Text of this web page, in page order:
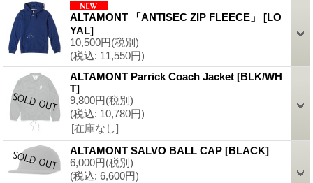
ALTAMONT 「ANTISEC ZIP FLEECE」 [LO
YAL]
10,500円(税別)
(税込: 11,550円)
ALTAMONT Parrick Coach Jacket [BLK/WH
T]
9,800円(税別)
(税込: 10,780円)
[在庫なし]
ALTAMONT SALVO BALL CAP [BLACK]
6,000円(税別)
(税込: 6,600円)